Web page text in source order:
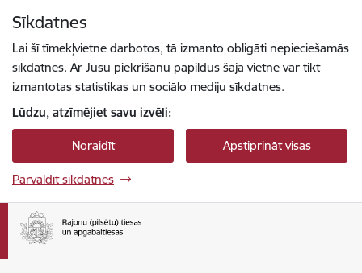
Sīkdatnes
Lai šī tīmekļvietne darbotos, tā izmanto obligāti nepieciešamās
sīkdatnes. Ar Jūsu piekrišanu papildus šajā vietnē var tikt
izmantotas statistikas un sociālo mediju sīkdatnes.
Lūdzu, atzīmējiet savu izvēli:
Noraidīt Apstiprināt visas
Pārvaldīt sīkdatnes